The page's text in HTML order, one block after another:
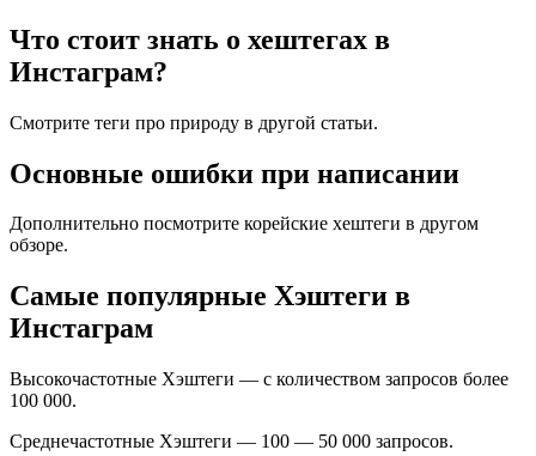
Что стоит знать о хештегах в
Инстаграм?
Смотрите теги про природу в другой статьи.
Основные ошибки при написании
Дополнительно посмотрите корейские хештеги в другом
обзоре.
Самые популярные Хэштеги в
Инстаграм
Высокочастотные Хэштеги — с количеством запросов более
100 000.
Среднечастотные Хэштеги — 100 — 50 000 запросов.